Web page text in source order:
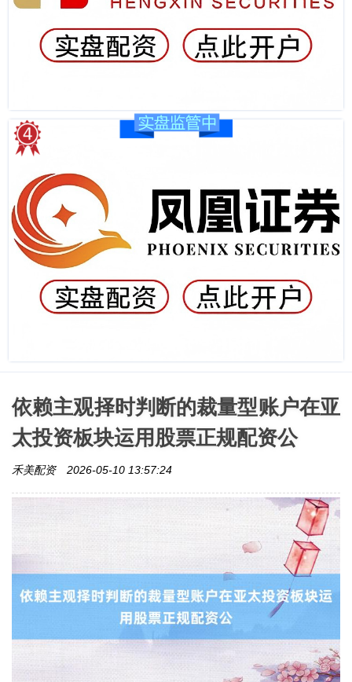
依赖主观择时判断的裁量型账户在亚
太投资板块运用股票正规配资公
禾美配资 2026-05-10 13:57:24